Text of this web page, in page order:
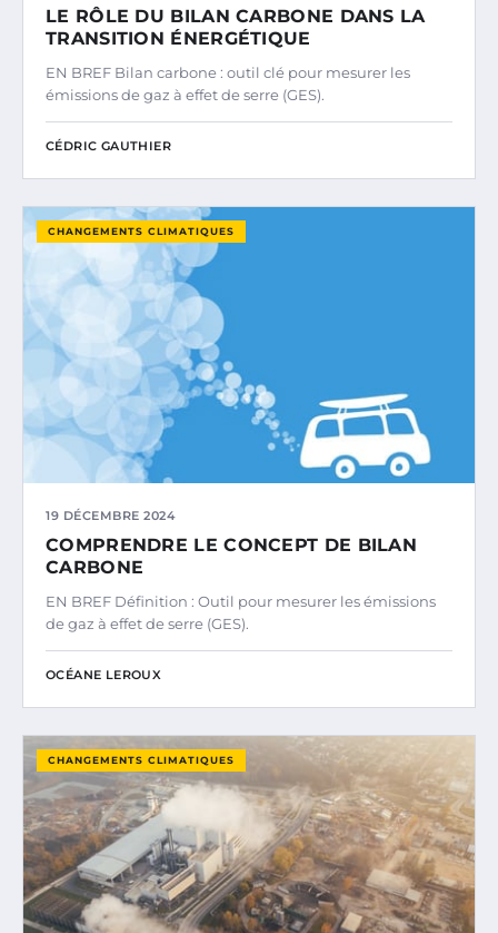
LE RÔLE DU BILAN CARBONE DANS LA
TRANSITION ÉNERGÉTIQUE
EN BREF Bilan carbone : outil clé pour mesurer les
émissions de gaz à effet de serre (GES).
CÉDRIC GAUTHIER
CHANGEMENTS CLIMATIQUES
19 DÉCEMBRE 2024
COMPRENDRE LE CONCEPT DE BILAN
CARBONE
EN BREF Définition : Outil pour mesurer les émissions
de gaz à effet de serre (GES).
OCÉANE LEROUX
CHANGEMENTS CLIMATIQUES